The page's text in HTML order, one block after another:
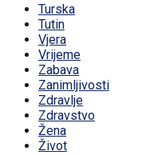
Turska
Tutin
Vjera
Vrijeme
Zabava
Zanimljivosti
Zdravlje
Zdravstvo
Žena
Život